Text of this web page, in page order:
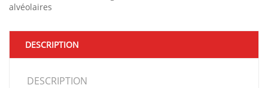
alvéolaires
DESCRIPTION
DESCRIPTION